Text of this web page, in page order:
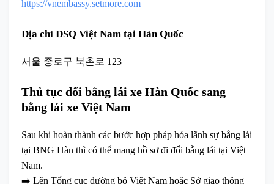
https://vnembassy.setmore.com
Địa chỉ ĐSQ Việt Nam tại Hàn Quốc
서울 종로구 북촌로 123
Thủ tục đổi bằng lái xe Hàn Quốc sang
bằng lái xe Việt Nam
Sau khi hoàn thành các bước hợp pháp hóa lãnh sự bằng lái
tại BNG Hàn thì có thể mang hồ sơ đi đổi bằng lái tại Việt
Nam.
➡️ Lên Tổng cục đường bộ Việt Nam hoặc Sở giao thông